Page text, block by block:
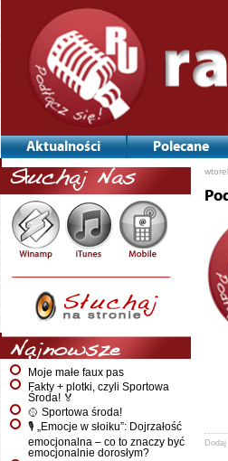
Aktualności Polecane
Słuchaj Nas
Najnowsze
Moje małe faux pas
Fakty + plotki, czyli Sportowa
Środa! 🏅
🥎 Sportowa środa!
🎙️ „Emocje w słoiku”: Dojrzałość
emocjonalna – co to znaczy być
emocjonalnie dorosłym?